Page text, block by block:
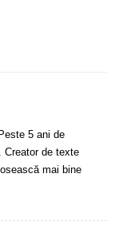
5 ani de
Creator de texte
mai bine